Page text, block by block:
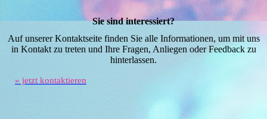
Sie sind interessiert?
Auf unserer Kontaktseite finden Sie alle Informationen, um mit uns
in Kontakt zu treten und Ihre Fragen, Anliegen oder Feedback zu
hinterlassen.
» jetzt kontaktieren